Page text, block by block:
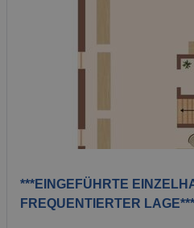
***EINGEFÜHRTE
FREQUENTIERTER LAGE***